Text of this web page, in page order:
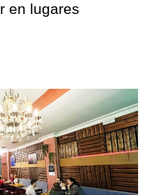
en lugares